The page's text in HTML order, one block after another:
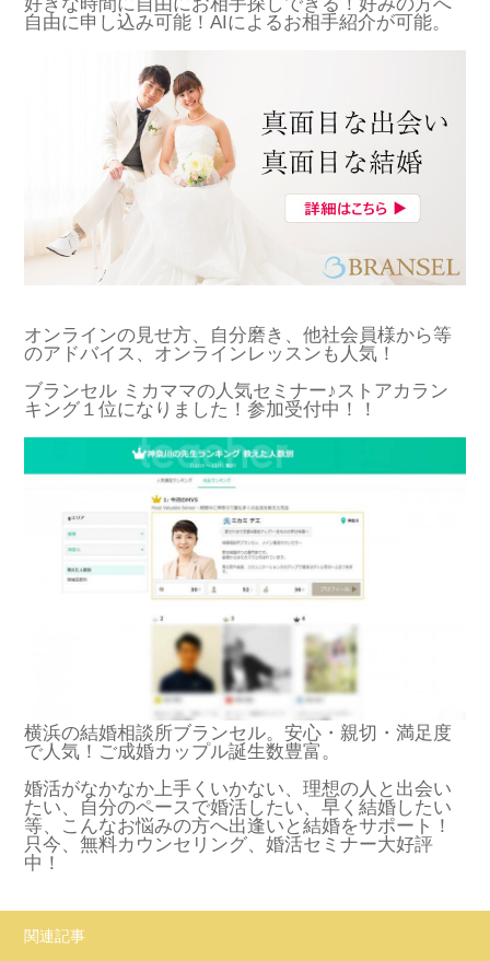
自由に申し込み可能！AIによるお相手紹介が可能。
オンラインの見せ方、自分磨き、他社会員様から等
のアドバイス、オンラインレッスンも人気！
ブランセル ミカママの人気セミナー♪ストアカラン
キング１位になりました！参加受付中！！
横浜の結婚相談所ブランセル。安心・親切・満足度
で人気！ご成婚カップル誕生数豊富。
婚活がなかなか上手くいかない、理想の人と出会い
たい、自分のペースで婚活したい、早く結婚したい
等、こんなお悩みの方へ出逢いと結婚をサポート！
只今、無料カウンセリング、婚活セミナー大好評
中！
関連記事